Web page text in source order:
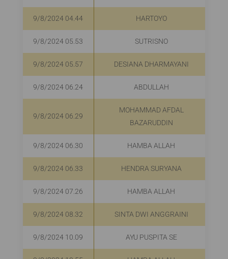
9/8/2024 04.44 HARTOYO
9/8/2024 05.53 SUTRISNO
9/8/2024 05.57 DESIANA DHARMAYANI
9/8/2024 06.24 ABDULLAH
9/8/2024 06.29
MOHAMMAD AFDAL
BAZARUDDIN
9/8/2024 06.30 HAMBA ALLAH
9/8/2024 06.33 HENDRA SURYANA
9/8/2024 07.26 HAMBA ALLAH
9/8/2024 08.32 SINTA DWI ANGGRAINI
9/8/2024 10.09 AYU PUSPITA SE